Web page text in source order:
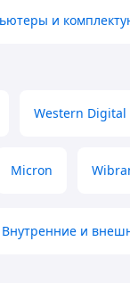
и
Western Digital
Micron
Внутренние и